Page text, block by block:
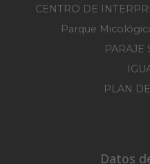
CENTRO DE
Parque
PARAJE
PLAN
Datos